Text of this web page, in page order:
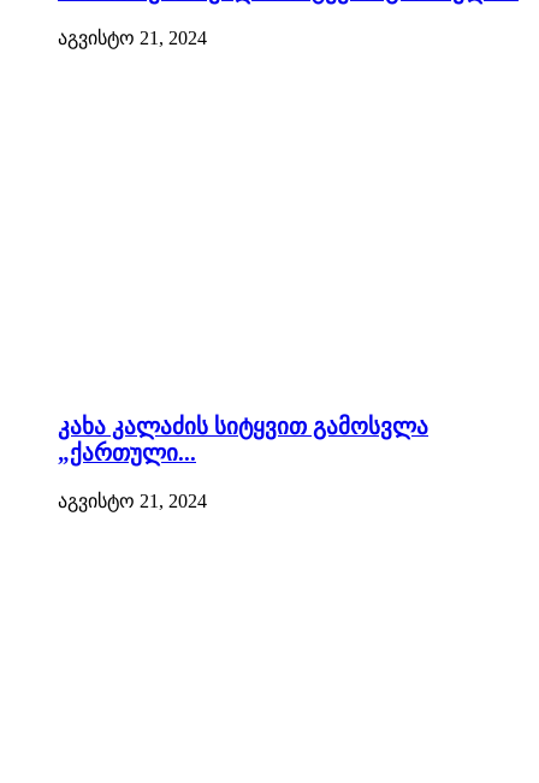
აგვისტო 21, 2024
კახა კალაძის სიტყვით გამოსვლა
„ქართული...
აგვისტო 21, 2024